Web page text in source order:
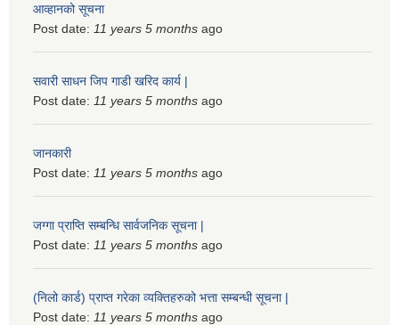
आव्हानको सूचना
Post date: 11 years 5 months ago
सवारी साधन जिप गाडी खरिद कार्य |
Post date: 11 years 5 months ago
जानकारी
Post date: 11 years 5 months ago
जग्गा प्राप्ति सम्बन्धि सार्वजनिक सूचना |
Post date: 11 years 5 months ago
(निलो कार्ड) प्राप्त गरेका व्यक्तिहरुको भत्ता सम्बन्धी सूचना |
Post date: 11 years 5 months ago